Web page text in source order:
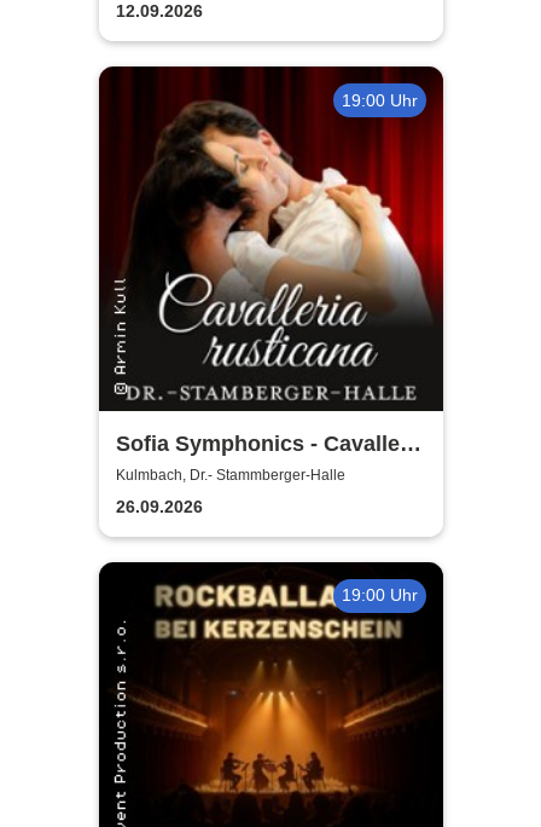
12.09.2026
19:00 Uhr
Sofia Symphonics - Cavalleria
Rusticana | Ljubka Biagioni
zu Guttenberg
Kulmbach, Dr.- Stammberger-Halle
26.09.2026
19:00 Uhr